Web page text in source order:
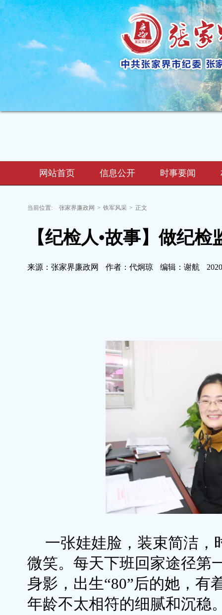
网站首页 信息公开 时事要闻
当前位置: 张家界廉政网 > 铁军风采 > 正文
【纪检人•故事】做纪
来源：张家界廉政网 作者：代炯琼 编辑：谢航
一张娃娃脸，装束简洁，
微笑。每天下班回家途径第
身影，出生“80”后的她，有
年龄不太相符的细腻和沉稳